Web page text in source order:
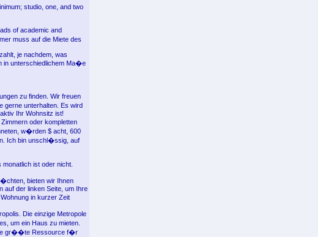
studio, one, and two
of academic and
muss auf die Miete des
je nachdem, was
in unterschiedlichem Ma�e
zu finden. Wir freuen
gerne unterhalten. Es wird
Ihr Wohnsitz ist!
oder kompletten
w�rden $ acht, 600
Ich bin unschl�ssig, auf
ist oder nicht.
bieten wir Ihnen
auf der linken Seite, um Ihre
in kurzer Zeit
Die einzige Metropole
um ein Haus zu mieten.
gr��te Ressource f�r